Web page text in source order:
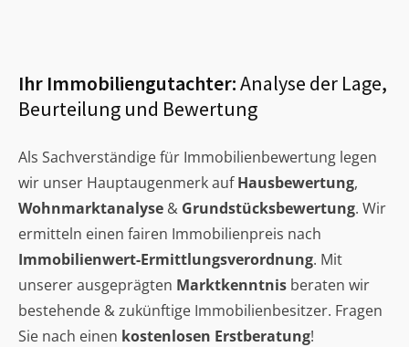
Ihr Immobiliengutachter:Analyse der Lage,
Beurteilung und Bewertung
Als Sachverständige für Immobilienbewertung legen
wir unser Hauptaugenmerk aufHausbewertung,
Wohnmarktanalyse & Grundstücksbewertung. Wir
ermitteln einen fairen Immobilienpreis nach
Immobilienwert-Ermittlungsverordnung. Mit
unserer ausgeprägten Marktkenntnis beraten wir
bestehende & zukünftige Immobilienbesitzer. Fragen
Sie nach einen kostenlosen Erstberatung!